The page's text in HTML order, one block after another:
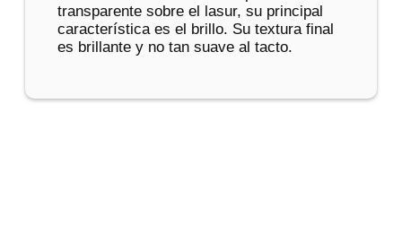
transparente sobre el lasur, su principal
característica es el brillo. Su textura final
es brillante y no tan suave al tacto.